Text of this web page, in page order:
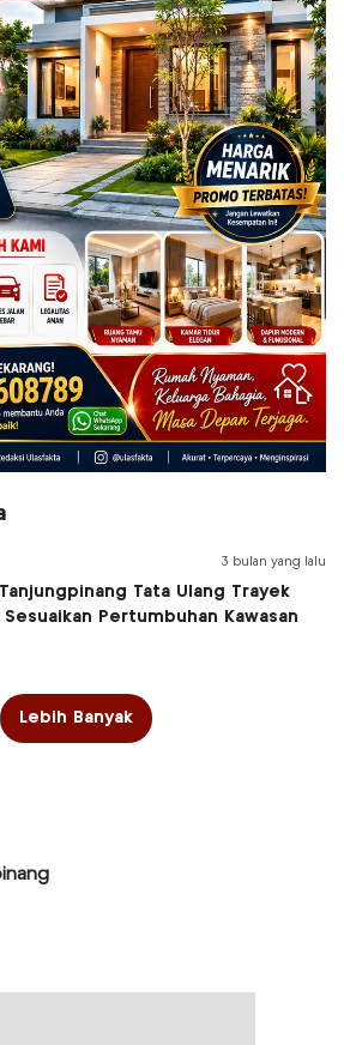
3 bulan yang lalu
Tata Ulang Trayek
Pertumbuhan Kawasan
Lebih Banyak